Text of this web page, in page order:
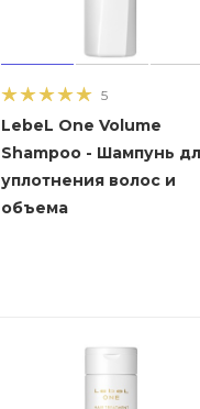
5
LebeL One Volume
Shampoo - Шампунь для
уплотнения волос и
объема